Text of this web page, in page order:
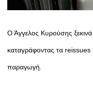
Ο Άγγελος Κυρούσης
καταγράφοντας τα reissues
παραγωγή.